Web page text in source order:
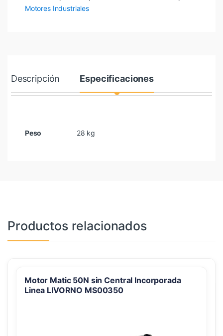
Motores Industriales
Descripción Especificaciones
Peso 28 kg
Productos relacionados
Motor Matic 50N sin Central Incorporada
Linea LIVORNO MS00350